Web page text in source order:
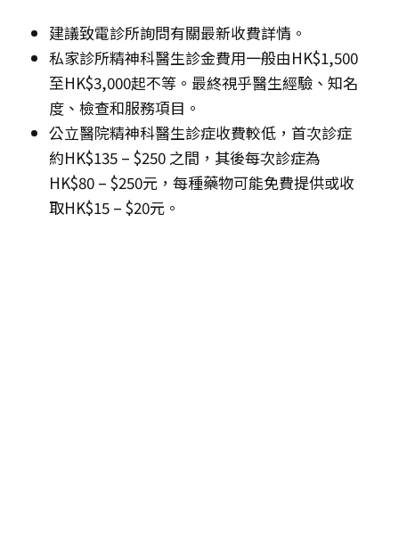
建議致電診所詢問有關最新收費詳情。
私家診所精神科醫生診金費用一般由HK$1,500
至HK$3,000起不等。最終視乎醫生經驗、知名
度、檢查和服務項目。
公立醫院精神科醫生診症收費較低，首次診症
約HK$135 – $250 之間，其後每次診症為
HK$80 – $250元，每種藥物可能免費提供或收
取HK$15 – $20元。